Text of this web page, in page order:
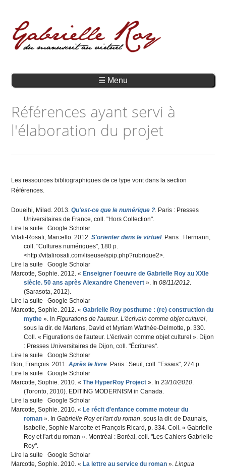
☰ Menu
Références ayant servi à
l'élaboration du projet
Les ressources bibliographiques de ce type vont dans la section
Références.
Doueihi, Milad . 2013.Qu'est-ce que le numérique ?. Paris : Presses
Universitaires de France, coll. "Hors Collection".
Lire la suite
de Qu'est-ce que le numérique ?
Google Scholar
Vitali-Rosati, Marcello. 2012.S'orienter dans le virtuel. Paris : Hermann,
coll. "Cultures numériques", 180 p.
<http://vitalirosati.com/liseuse/spip.php?rubrique2>.
Lire la suite
de S'orienter dans le virtuel
Google Scholar
Marcotte, Sophie. 2012.« Enseigner l'oeuvre de Gabrielle Roy au XXIe
siècle. 50 ans après Alexandre Chenevert ». In08/11/2012.
(Sarasota, 2012).
Lire la suite
de Enseigner l'oeuvre de Gabrielle Roy au XXIe siècle. 50 ans
après Alexandre Chenevert
Google Scholar
Marcotte, Sophie. 2012.«Gabrielle Roy posthume : (re) construction du
mythe ». InFigurations de l'auteur. L'écrivain comme objet culturel,
sous la dir. de Martens, David et Myriam Watthée-Delmotte, p. 330.
Coll. « Figurations de l'auteur. L'écrivain comme objet culturel ». Dijon
: Presses Universitaires de Dijon, coll. "Écritures".
Lire la suite
de Gabrielle Roy posthume : (re) construction du mythe
Google Scholar
Bon, François. 2011.Après le livre. Paris : Seuil, coll. "Essais", 274 p.
Lire la suite
de Après le livre
Google Scholar
Marcotte, Sophie. 2010.«The HyperRoy Project ». In23/10/2010.
(Toronto, 2010). EDITING MODERNISM in Canada.
Lire la suite
de The HyperRoy Project
Google Scholar
Marcotte, Sophie. 2010.« Le récit d'enfance comme moteur du
roman ». InGabrielle Roy et l'art du roman, sous la dir. de Daunais,
Isabelle,Sophie Marcotte et François Ricard , p. 334. Coll. « Gabrielle
Roy et l'art du roman ». Montréal : Boréal, coll. "Les Cahiers Gabrielle
Roy".
Lire la suite
de Le récit d'enfance comme moteur du roman
Google Scholar
Marcotte, Sophie. 2010.« La lettre au service du roman ».Lingua